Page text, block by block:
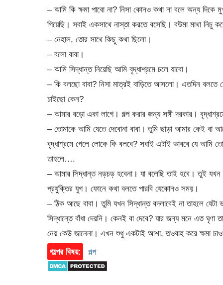
– আমি কি ক্ষমা পাবো না? নিসা কোনও কথা না বলে অন্য দিকে
গিয়েছি। সবাই একসাথে নাস্তা করতে বসেছি। বউমা মাথা
– নেহাল, তোর সাথে কিছু কথা ছিলো।
– বলো বাবা।
– আমি সিদ্ধান্ত নিয়েছি আমি বৃদ্ধাশ্রমে চলে যাবো।
– কি বলছো বাবা? নিসা মাত্রই বাড়িতে আসলো। এতদিন বলতে
চাইছো কেন?
– আমার বড়ো একা লাগে। গল্প করার জন্য সঙ্গী দরকার।
– তোমাকে আমি যেতে দেবোনা বাবা। তুমি ছাড়া আমার কেই
বৃদ্ধাশ্রমে গেলে লোকে কি বলবে? সবাই এটাই ভাববে যে আমি
তাহলে….
– আমার সিদ্ধান্ত নড়চড় হবেনা। যা বলেছি তাই হবে। তুই
প্রযুক্তির যুগ। ফোনে কথা বলতে পারবি যেকোনও সময়।
– ঠিক আছে বাবা। তুমি যখন সিদ্ধান্ত বদলাবেই না তাহলে
সিদ্ধান্তে বাঁধা দেয়নি। কেনই বা দেবে? যার জন্য মনে এত
নেয় কেউ জানেনা। এখন শুধু একটাই আশা, তওবাহ করে ক্ষমা
গল্পের বিষয়:
গল্প